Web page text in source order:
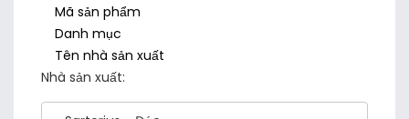
Mã sản phẩm
Danh mục
Tên nhà sản xuất
Nhà sản xuất: